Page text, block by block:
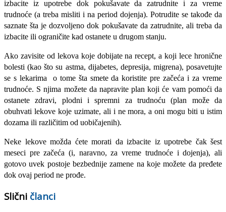
izbacite iz upotrebe dok pokušavate da zatrudnite i za vreme
trudnoće (a treba misliti i na period dojenja). Potrudite se takođe da
saznate šta je dozvoljeno dok pokušavate da zatrudnite, ali treba da
izbacite ili ograničite kad ostanete u drugom stanju.
Ako zavisite od lekova koje dobijate na recept, a koji lece hronične
bolesti (kao što su astma, dijabetes, depresija, migrena), posavetujte
se s lekarima o tome šta smete da koristite pre začeća i za vreme
trudnoće. S njima možete da napravite plan koji će vam pomoći da
ostanete zdravi, plodni i spremni za trudnoću (plan može da
obuhvati lekove koje uzimate, ali i ne mora, a oni mogu biti u istim
dozama ili različitim od uobičajenih).
Neke lekove možda ćete morati da izbacite iz upotrebe čak šest
meseci pre začeća (i, naravno, za vreme trudnoće i dojenja), ali
gotovo uvek postoje bezbednije zamene na koje možete da pređete
dok ovaj period ne prođe.
Slični članci